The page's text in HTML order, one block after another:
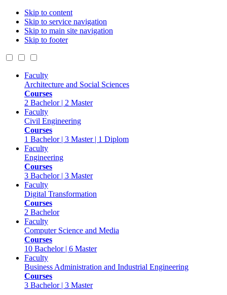
Skip to content
Skip to service navigation
Skip to main site navigation
Skip to footer
Faculty
Architecture and Social Sciences
Courses
2 Bachelor | 2 Master
Faculty
Civil Engineering
Courses
1 Bachelor | 3 Master | 1 Diplom
Faculty
Engineering
Courses
3 Bachelor | 3 Master
Faculty
Digital Transformation
Courses
2 Bachelor
Faculty
Computer Science and Media
Courses
10 Bachelor | 6 Master
Faculty
Business Administration and Industrial Engineering
Courses
3 Bachelor | 3 Master